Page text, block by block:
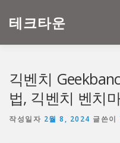
테크타운
긱벤치
법, 긱벤치 벤치
작성일자 2월 8, 2024 글쓴이